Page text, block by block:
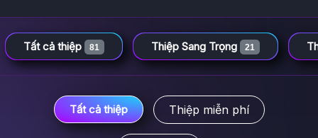
Tất cả thiệp 81 Thiệp Sang Trọng 21
Tất cả thiệp Thiệp miễn phí